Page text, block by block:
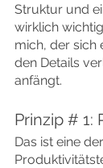
Struktur und
wirklich
mich, der sich
den Details
anfängt.
Prinzip # 1:
Das ist eine